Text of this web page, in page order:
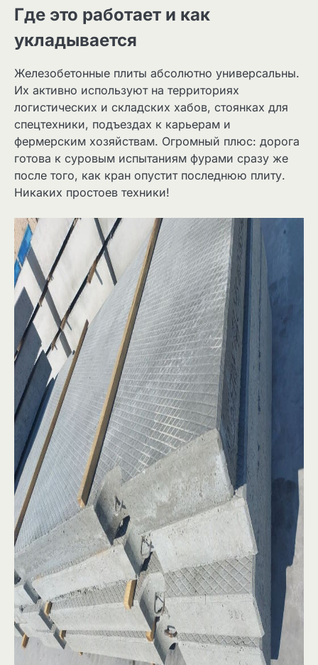
Где это работает и как
укладывается
Железобетонные плиты абсолютно универсальны.
Их активно используют на территориях
логистических и складских хабов, стоянках для
спецтехники, подъездах к карьерам и
фермерским хозяйствам. Огромный плюс: дорога
готова к суровым испытаниям фурами сразу же
после того, как кран опустит последнюю плиту.
Никаких простоев техники!